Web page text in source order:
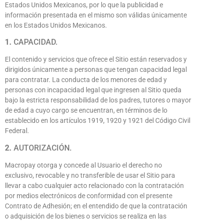
Estados Unidos Mexicanos, por lo que la publicidad e
información presentada en el mismo son válidas únicamente
en los Estados Unidos Mexicanos.
1. CAPACIDAD.
El contenido y servicios que ofrece el Sitio están reservados y
dirigidos únicamente a personas que tengan capacidad legal
para contratar. La conducta de los menores de edad y
personas con incapacidad legal que ingresen al Sitio queda
bajo la estricta responsabilidad de los padres, tutores o mayor
de edad a cuyo cargo se encuentran, en términos de lo
establecido en los artículos 1919, 1920 y 1921 del Código Civil
Federal.
2. AUTORIZACIÓN.
Macropay otorga y concede al Usuario el derecho no
exclusivo, revocable y no transferible de usar el Sitio para
llevar a cabo cualquier acto relacionado con la contratación
por medios electrónicos de conformidad con el presente
Contrato de Adhesión; en el entendido de que la contratación
o adquisición de los bienes o servicios se realiza en las